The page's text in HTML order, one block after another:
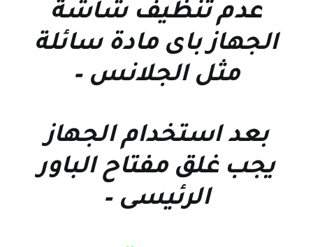
عدم تنظيف شاشة
الجهاز باى مادة سائلة
مثل الجلانس –
بعد استخدام الجهاز
يجب غلق مفتاح الباور
الرئيسى –